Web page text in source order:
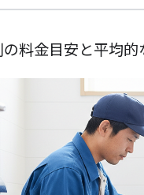
の料金目安と平均的